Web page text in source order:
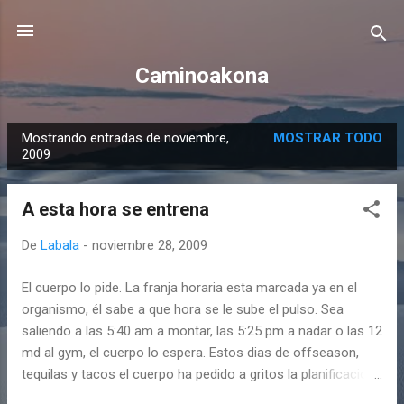
Caminoakona
n
Mostrando entradas de noviembre,
2009
MOSTRAR TODO
A esta hora se entrena
De Labala - noviembre 28, 2009
El cuerpo lo pide. La franja horaria esta marcada ya en el
organismo, él sabe a que hora se le sube el pulso. Sea
saliendo a las 5:40 am a montar, las 5:25 pm a nadar o las 12
md al gym, el cuerpo lo espera. Estos dias de offseason,
tequilas y tacos el cuerpo ha pedido a gritos la planificacion